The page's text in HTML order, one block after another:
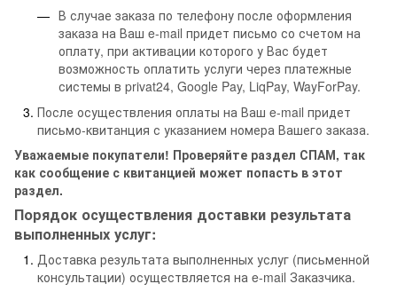
В случае заказа по телефону после оформления
заказа на Ваш e-mail придет письмо со счетом на
оплату, при активации которого у Вас будет
возможность оплатить услуги через платежные
системы в privat24, Google Pay, LiqPay, WayForPay.
После осуществления оплаты на Ваш e-mail придет
письмо-квитанция с указанием номера Вашего заказа.
Уважаемые покупатели! Проверяйте раздел СПАМ, так
как сообщение с квитанцией может попасть в этот
раздел.
Порядок осуществления доставки результата
выполненных услуг:
Доставка результата выполненных услуг (письменной
консультации) осуществляется на e-mail Заказчика.